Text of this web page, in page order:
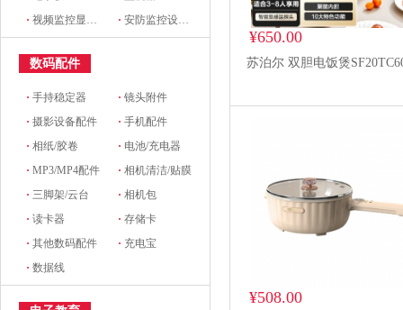
·视频监控显示设备及配件 ·安防监控设备及配件
数码配件
·手持稳定器 ·镜头附件
·摄影设备配件 ·手机配件
·相纸/胶卷 · 电池/充电器
·MP3/MP4配件 ·相机清洁/贴膜
·三脚架/云台 ·相机包
·读卡器 ·存储卡
·其他数码配件 · 充电宝
·数据线
¥650.00
苏泊尔 双胆电饭煲
¥508.00